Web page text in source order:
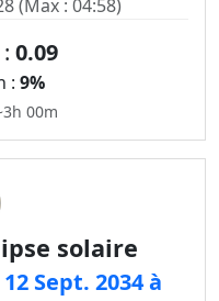
(Max : 04:58)
0.09
: 9%
00m
solaire
Sept. 2034 à